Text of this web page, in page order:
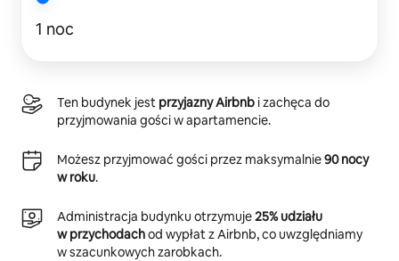
1 noc
Ten budynek jest przyjazny Airbnb i zachęca do
przyjmowania gości w apartamencie.
Możesz przyjmować gości przez maksymalnie90 nocy
w roku.
Administracja budynku otrzymuje25% udziału
w przychodachod wypłat z Airbnb, co uwzględniamy
w szacunkowych zarobkach.